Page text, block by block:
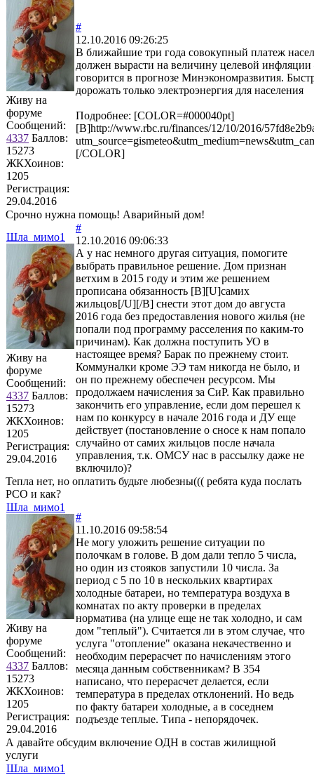
Живу на
форуме
Сообщений:
4337 Баллов:
15273
ЖКХоинов:
1205
Регистрация:
29.04.2016
#
12.10.2016 09:26:25
В ближайшие три года совокупный платеж
должен вырасти на величину целевой
говорится в прогнозе Минэкономразвития.
дорожать только электроэнергия для населения
Подробнее: [COLOR=#000040pt]
[B]http://www.rbc.ru/finances/12/10/2016/
[/COLOR]
Срочно нужна помощь! Аварийный дом!
Шла_мимо1
Живу на
форуме
Сообщений:
4337 Баллов:
15273
ЖКХоинов:
1205
Регистрация:
29.04.2016
#
12.10.2016 09:06:33
А у нас немного другая ситуация, помогите
выбрать правильное решение. Дом признан
ветхим в 2015 году и этим же решением
прописана обязанность [B][U]самих
жильцов[/U][/B] снести этот дом до августа
2016 года без предоставления нового жилья (не
попали под программу расселения по каким-то
причинам). Как должна поступить УО в
настоящее время? Барак по прежнему стоит.
Коммуналки кроме ЭЭ там никогда не было, и
он по прежнему обеспечен ресурсом. Мы
продолжаем начисления за СиР. Как правильно
закончить его управление, если дом перешел к
нам по конкурсу в начале 2016 года и ДУ еще
действует (постановление о сносе к нам попало
случайно от самих жильцов после начала
управления, т.к. ОМСУ нас в рассылку даже не
включило)?
Тепла нет, но оплатить будьте любезны((( ребята куда послать
РСО и как?
Шла_мимо1
Живу на
форуме
Сообщений:
4337 Баллов:
15273
ЖКХоинов:
1205
Регистрация:
29.04.2016
#
11.10.2016 09:58:54
Не могу уложить решение ситуации по
полочкам в голове. В дом дали тепло 5 числа,
но один из стояков запустили 10 числа. За
период с 5 по 10 в нескольких квартирах
холодные батареи, но температура воздуха в
комнатах по акту проверки в пределах
норматива (на улице еще не так холодно, и сам
дом "теплый"). Считается ли в этом случае, что
услуга "отопление" оказана некачественно и
необходим перерасчет по начислениям этого
месяца данным собственникам? В 354
написано, что перерасчет делается, если
температура в пределах отклонений. Но ведь
по факту батареи холодные, а в соседнем
подъезде теплые. Типа - непорядочек.
А давайте обсудим включение ОДН в состав жилищной
услуги
Шла_мимо1